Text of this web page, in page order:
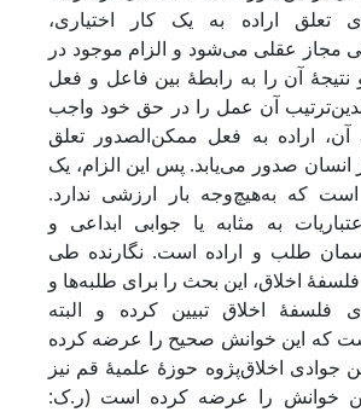
تعلق اراده به یک کار اختیاری،
مجاز عقلی می‌شود و الزام موجود در
آن را به رابطۀ بین فاعل و فعل
آن عمل را در حق خود واجب
اراده به فعل ممکن‌الصدور تعلق
صدور می‌یابد. پس این الزام، یک
است که به‌هیچ‌وجه بار ارزشی ندارد.
به‌ مثابه یا جوابی ابداعی و
طلب و اراده است. نگارنده طی
اخلاق، این بحث را برای طلبه‌ها و
فلسفۀ اخلاق تبیین کرده و البته
که این خوانش صحیح را عرضه کرده
اخلاق‌پژوه حوزۀ علمیۀ قم نیز
خوانش را عرضه کرده است (ر.ک: